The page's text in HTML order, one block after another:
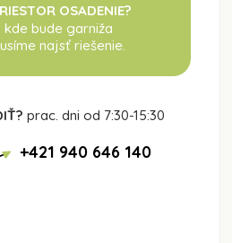
OSADENIE?
bude garniža
najsť riešenie.
prac. dni od 7:30-15:30
+421 940 646 140